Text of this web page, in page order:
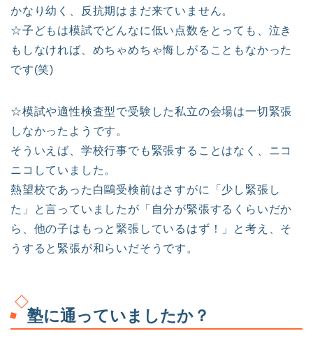
かなり幼く、反抗期はまだ来ていません。
☆子どもは模試でどんなに低い点数をとっても、泣き
もしなければ、めちゃめちゃ悔しがることもなかった
です(笑)
☆模試や適性検査型で受験した私立の会場は一切緊張
しなかったようです。
そういえば、学校行事でも緊張することはなく、ニコ
ニコしていました。
熱望校であった白鷗受検前はさすがに「少し緊張し
た」と言っていましたが「自分が緊張するくらいだか
ら、他の子はもっと緊張しているはず！」と考え、そ
うすると緊張が和らいだそうです。
塾に通っていましたか？